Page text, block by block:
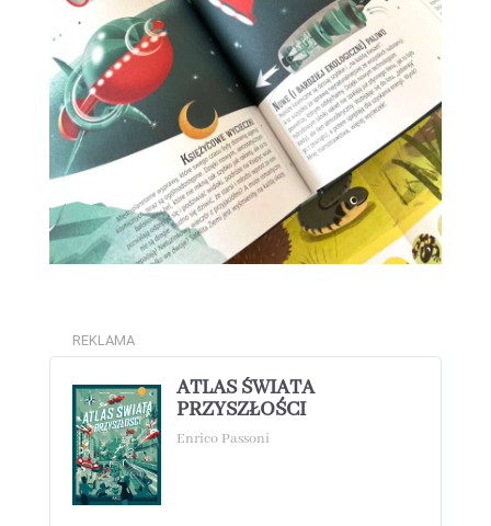
REKLAMA
ATLAS ŚWIATA
PRZYSZŁOŚCI
Enrico Passoni